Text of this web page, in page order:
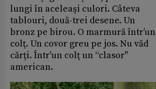
lungi în aceleaşi culori. Câteva
tablouri, două-trei desene. Un
bronz pe birou. O marmură într’un
colţ. Un covor greu pe jos. Nu văd
cărţi. Într'un colţ un “clasor"
american.